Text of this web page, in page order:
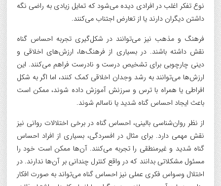
نوع تفکر اغلب در افرادی دیده می‌شود که تمایل زیادی به راضی نگه
داشتن دیگران دارند یا از تعارض اجتناب می‌کنند.
فرهنگ و مذهب نیز می‌توانند در شکل‌گیری تجربه احساس گناه
نقش داشته باشند. در بسیاری از فرهنگ‌ها، ارزش‌های اخلاقی و
دینی چارچوبی برای تشخیص درست و نادرست فراهم می‌کنند. این
ارزش‌ها می‌توانند به رشد وجدان اخلاقی کمک کنند، اما اگر به شکل
افراطی یا همراه با ترس و سرزنش آموزش داده شوند، ممکن است
باعث ایجاد احساس گناه شدید یا ناسالم شوند.
از نظر روان‌شناسی بالینی، احساس گناه در برخی اختلالات روانی نیز
نقش مهمی دارد. برای مثال در افسردگی، بسیاری از افراد احساس
گناه شدید و غیرمنطقی را تجربه می‌کنند. آن‌ها ممکن است خود را
مسئول مشکلاتی بدانند که در واقع کنترل چندانی بر آن‌ها ندارند. در
اختلال وسواس فکری عملی نیز احساس گناه می‌تواند به صورت افکار